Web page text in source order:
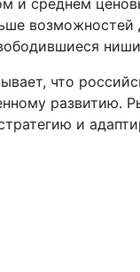
и среднем
что
развитию.
и